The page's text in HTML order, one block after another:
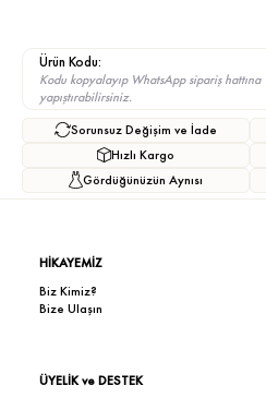
Ürün Kodu:
Kodu kopyalayıp WhatsApp sipariş hattına
yapıştırabilirsiniz.
Sorunsuz Değişim ve İade
Hızlı Kargo
Gördüğünüzün Aynısı
HİKAYEMİZ
Biz Kimiz?
Bize Ulaşın
ÜYELİK ve DESTEK